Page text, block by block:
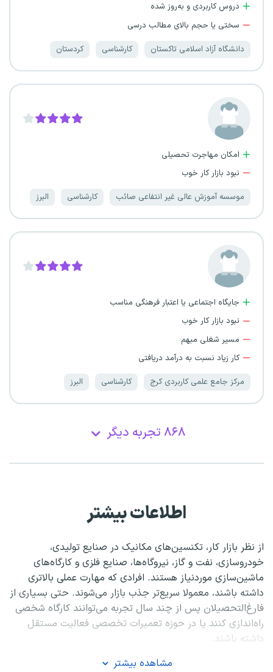
دروس کاربردی و به‌روز شده
سختی یا حجم بالای مطالب درسی
دانشگاه آزاد اسلامی تاکستان
کارشناسی کردستان
امکان مهاجرت تحصیلی
نبود بازار کار خوب
موسسه آموزش عالی غیر انتفاعی صائب
کارشناسی البرز
جایگاه اجتماعی یا اعتبار فرهنگی مناسب
نبود بازار کار خوب
مسیر شغلی مبهم
کار زیاد نسبت به درآمد دریافتی
مرکز جامع علمی کاربردی کرج
کارشناسی البرز
۸۶۸ تجربه دیگر
اطلاعات بیشتر
از نظر بازار کار، تکنسین‌های مکانیک در صنایع تولیدی،
خودروسازی، نفت و گاز، نیروگاه‌ها، صنایع فلزی و کارگاه‌های
ماشین‌سازی موردنیاز هستند. افرادی که مهارت عملی بالاتری
داشته باشند، معمولا سریع‌تر جذب بازار می‌شوند. حتی بسیاری از
فارغ‌التحصیلان پس از چند سال تجربه می‌توانند کارگاه شخصی
راه‌اندازی کنند یا در حوزه تعمیرات تخصصی فعالیت مستقل
داشته باشند.
مشاهده بیشتر